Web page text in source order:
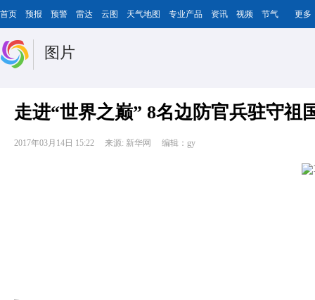
首页 预报 预警 雷达 云图 天气地图 专业产品 资讯 视频 节气 更多
图片
走进“世界之巅” 8名边防官兵驻守祖
2017年03月14日 15:22 来源: 新华网 编辑：gy